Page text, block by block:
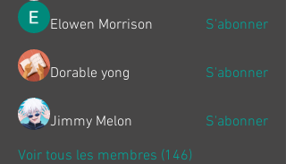
Elowen Morrison S'abonner
Dorable yong S'abonner
Jimmy Melon
S'abonner
Voir tous les membres (146)